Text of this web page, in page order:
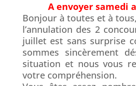
A envoyer samedi
Bonjour à toutes et à tous,
l’annulation des 2
juillet est sans surprise
sommes sincèrement
situation et nous vous
votre compréhension.